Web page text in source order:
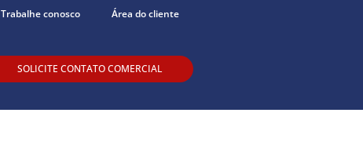
Trabalhe conosco Área do cliente
SOLICITE CONTATO COMERCIAL